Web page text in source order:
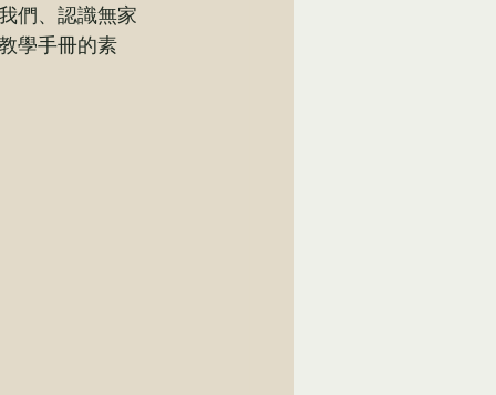
們、認識無家
學手冊的素